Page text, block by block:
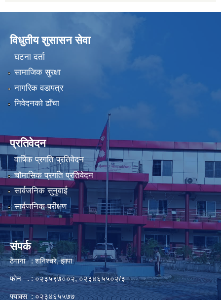
विधुतीय शुसासन सेवा
घटना दर्ता
सामाजिक सुरक्षा
नागरिक वडापत्र
निवेदनको ढाँचा
प्रतिवेदन
वार्षिक प्रगति प्रतिवेदन
चौमासिक प्रगति प्रतिवेदन
सार्वजनिक सुनुवाई
सार्वजनिक परीक्षण
संपर्क
ठेगाना : शनिश्चरे, झापा
फोन . : ०२३५९७००२, ०२३४६५५०२/३
फ्याक्स : ०२३४६५५७७